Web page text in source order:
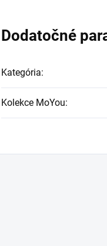
Dodatočné
Kategória:
Kolekce MoYou: